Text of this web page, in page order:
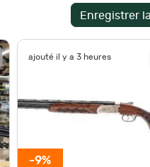
Enregistrer
ajouté il y a 3 heures
-9%